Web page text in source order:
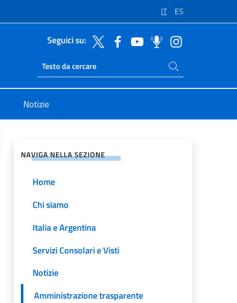
IT ES
Seguici su:
Ricerca sito live
Cerca nel sito
Notizie
NAVIGA NELLA SEZIONE
Home
Chi siamo
Italia e Argentina
Servizi Consolari e Visti
Notizie
Amministrazione trasparente